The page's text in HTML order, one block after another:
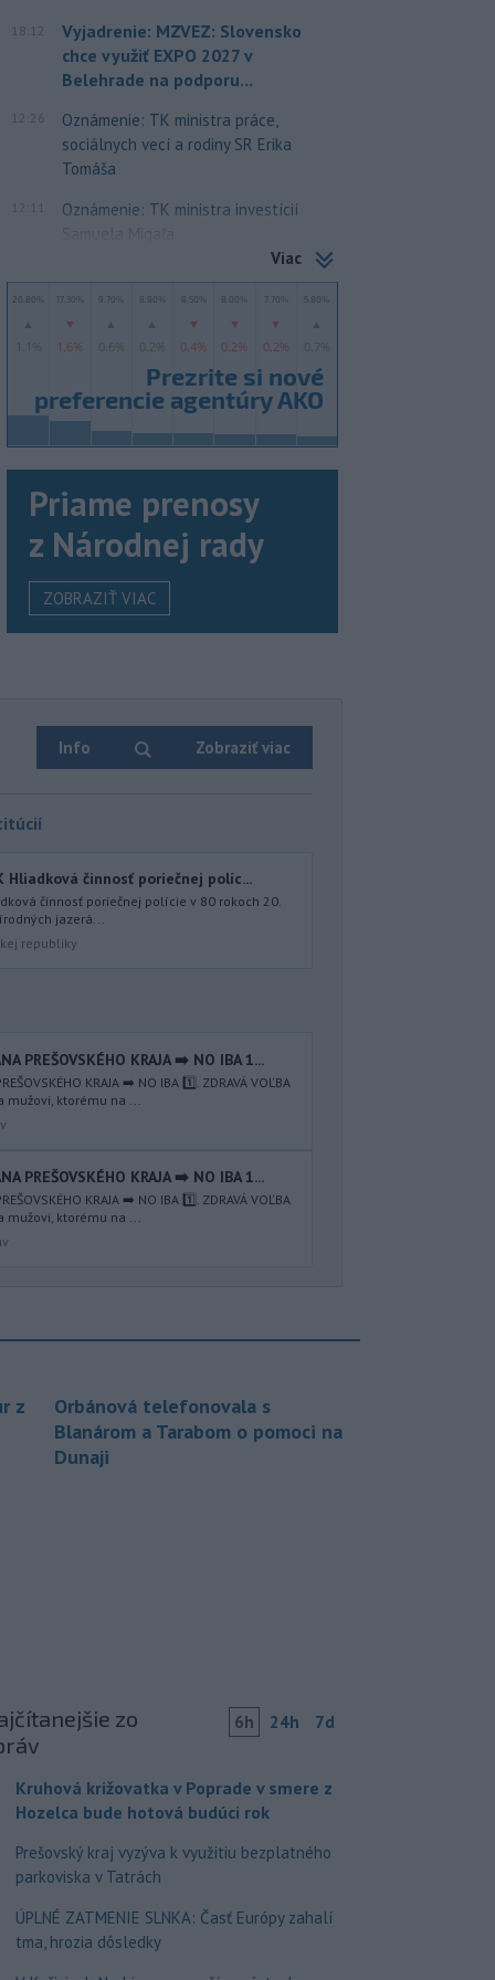
18:12
Vyjadrenie: MZVEZ: Slovensko
chce využiť EXPO 2027 v
Belehrade na podporu...
12:26
Oznámenie: TK ministra práce,
sociálnych vecí a rodiny SR Erika
Tomáša
Oznámenie: TK ministra investícií
Samuela Migaľa
Viac
Priame prenosy
z Národnej rady
ZOBRAZIŤ VIAC
Info Zobraziť viac
Hliadková činnosť poriečnej políc...
činnosť poriečnej polície v 80 rokoch 20.
jazerá...
republiky
PREŠOVSKÉHO KRAJA ➡️ NO IBA 1️...
KRAJA ➡️ NO IBA 1️⃣. ZDRAVÁ VOĽBA
mužovi, ktorému na ...
PREŠOVSKÉHO KRAJA ➡️ NO IBA 1️...
KRAJA ➡️ NO IBA 1️⃣. ZDRAVÁ VOĽBA
mužovi, ktorému na ...
z
Orbánová telefonovala s
Blanárom a Tarabom o pomoci na
Dunaji
zo
6h 24h 7d
Kruhová križovatka v Poprade v smere z
Hozelca bude hotová budúci rok
Prešovský kraj vyzýva k využitiu bezplatného
parkoviska v Tatrách
ÚPLNÉ ZATMENIE SLNKA: Časť Európy zahalí
tma, hrozia dôsledky